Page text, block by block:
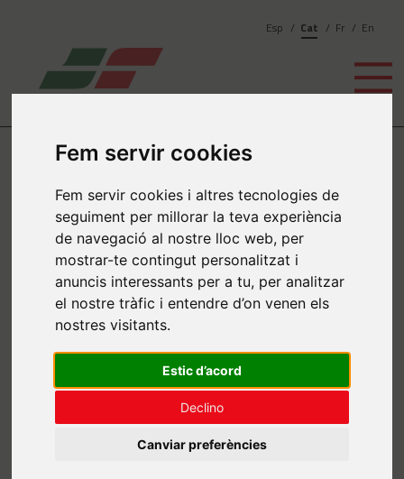
Fem servir cookies
Fem servir cookies i altres tecnologies de
seguiment per millorar la teva experiència
de navegació al nostre lloc web, per
mostrar-te contingut personalitzat i
anuncis interessants per a tu, per analitzar
el nostre tràfic i entendre d’on venen els
nostres visitants.
Estic d’acord
Declino
Canviar preferències
Esp Cat Fr En
J. SOLÉS PATROCINADOR
DEL RALLY EBE 2017!